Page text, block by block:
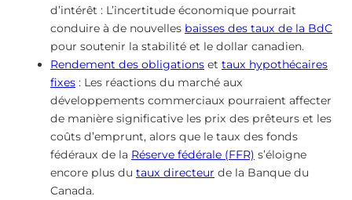
d’intérêt : L’incertitude économique pourrait
conduire à de nouvelles baisses des taux de la BdC
pour soutenir la stabilité et le dollar canadien.
Rendement des obligations et taux hypothécaires
fixes : Les réactions du marché aux
développements commerciaux pourraient affecter
de manière significative les prix des prêteurs et les
coûts d’emprunt, alors que le taux des fonds
fédéraux de la Réserve fédérale (FFR) s’éloigne
encore plus du taux directeur de la Banque du
Canada.